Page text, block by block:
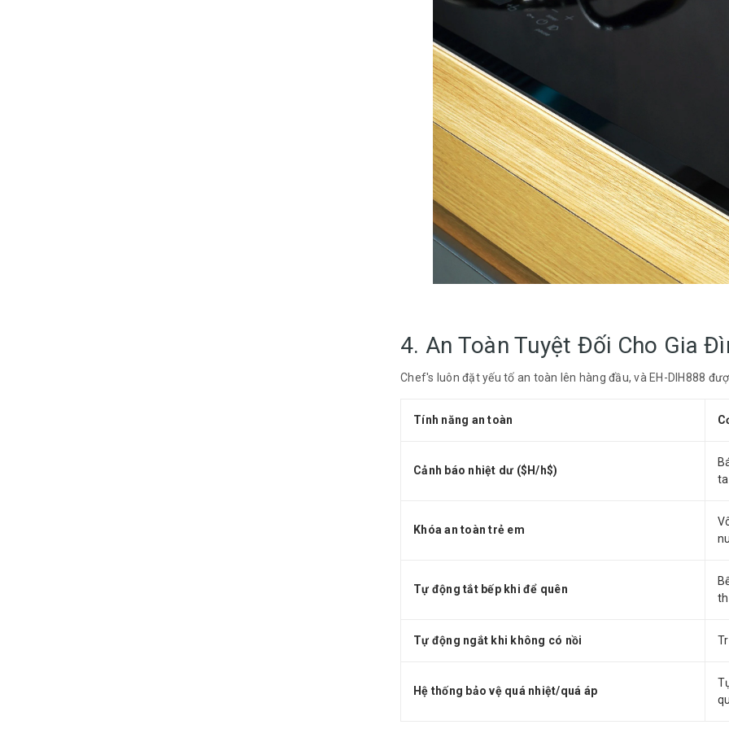
4. An Toàn Tuyệt Đối Cho Gia
Chef's luôn đặt yếu tố an toàn lên hàng đầu, và EH-DIH888
Tính năng an toàn
Cảnh báo nhiệt dư ($H/h$)
Khóa an toàn trẻ em
Tự động tắt bếp khi để quên
Tự động ngắt khi không có nồi
Hệ thống bảo vệ quá nhiệt/quá áp